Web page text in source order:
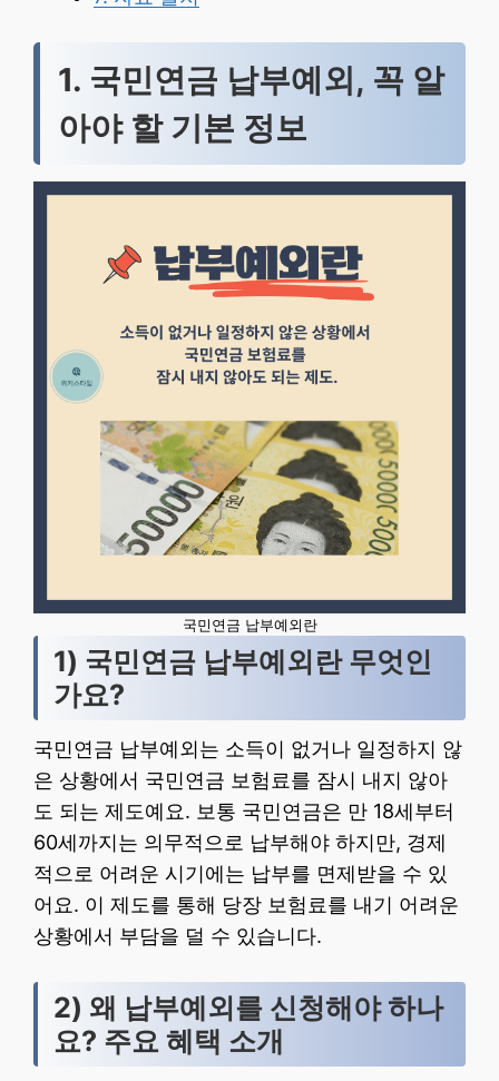
1. 국민연금 납부예외, 꼭 알
아야 할 기본 정보
국민연금 납부예외란
1) 국민연금 납부예외란 무엇인
가요?
국민연금 납부예외는 소득이 없거나 일정하지 않
은 상황에서 국민연금 보험료를 잠시 내지 않아
도 되는 제도예요. 보통 국민연금은 만 18세부터
60세까지는 의무적으로 납부해야 하지만, 경제
적으로 어려운 시기에는 납부를 면제받을 수 있
어요. 이 제도를 통해 당장 보험료를 내기 어려운
상황에서 부담을 덜 수 있습니다.
2) 왜 납부예외를 신청해야 하나
요? 주요 혜택 소개